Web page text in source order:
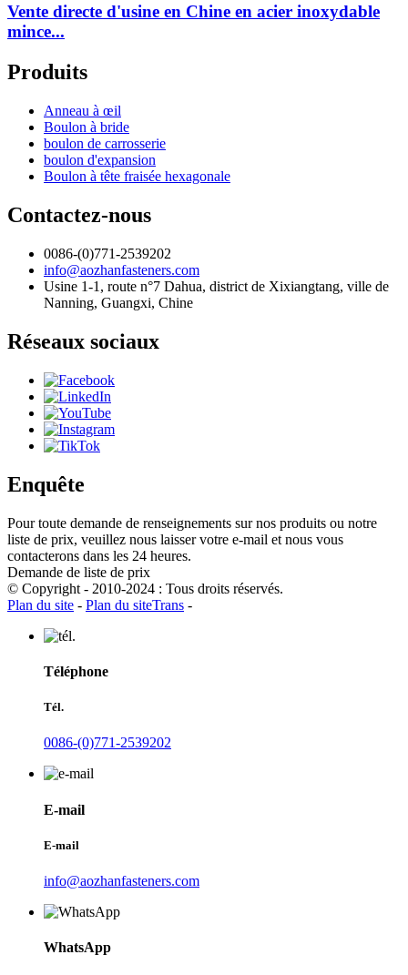
Vente directe d'usine en Chine en acier inoxydable
mince...
Produits
Anneau à œil
Boulon à bride
boulon de carrosserie
boulon d'expansion
Boulon à tête fraisée hexagonale
Contactez-nous
0086-(0)771-2539202
info@aozhanfasteners.com
Usine 1-1, route n°7 Dahua, district de Xixiangtang, ville de
Nanning, Guangxi, Chine
Réseaux sociaux
Enquête
Pour toute demande de renseignements sur nos produits ou notre
liste de prix, veuillez nous laisser votre e-mail et nous vous
contacterons dans les 24 heures.
Demande de liste de prix
© Copyright - 2010-2024 : Tous droits réservés.
Plan du site - Plan du siteTrans -
Téléphone
Tél.
0086-(0)771-2539202
E-mail
E-mail
info@aozhanfasteners.com
WhatsApp